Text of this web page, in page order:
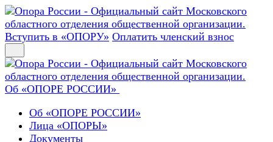
Вступить в «ОПОРУ» Оплатить членский взнос
Об «ОПОРЕ РОССИИ»
Об «ОПОРЕ РОССИИ»
Лица «ОПОРЫ»
Документы